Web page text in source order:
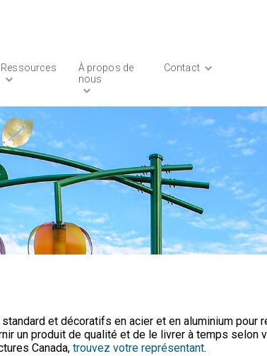
Ressources
À propos de
nous
Contact
et décoratifs en acier et en aluminium pour
un produit de qualité et de le livrer à temps
Canada, trouvez votre représentant.